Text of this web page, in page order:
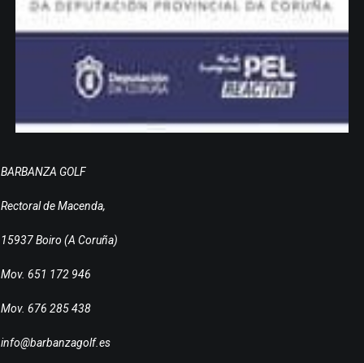
BARBANZA GOLF
Rectoral de Macenda,
15937 Boiro (A Coruña)
Mov. 651 172 946
Mov. 676 285 438
info@barbanzagolf.es